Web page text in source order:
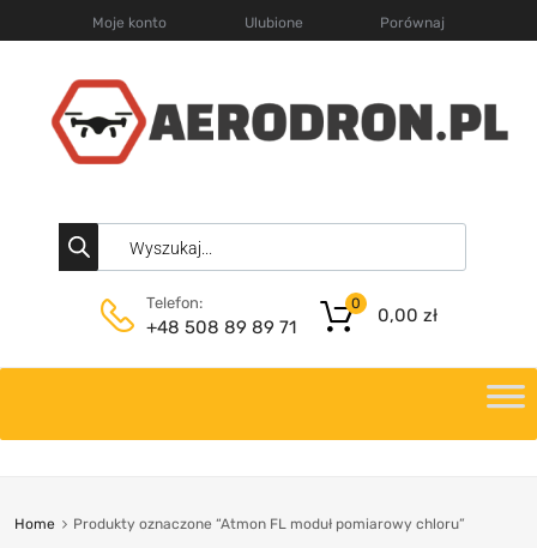
Moje konto Ulubione Porównaj
Telefon:
+48 508 89 89 71
0,00 zł
0
Home Produkty oznaczone “Atmon FL moduł pomiarowy chloru”